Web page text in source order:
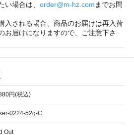
い場合は、 order@m-hz.comまでお問
入される場合、商品のお届けは再入荷
お届けになりますので、ご注意下さ
円(税込)
0224-52g-C
Out